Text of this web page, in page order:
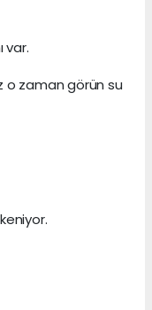
var.
o zaman görün su